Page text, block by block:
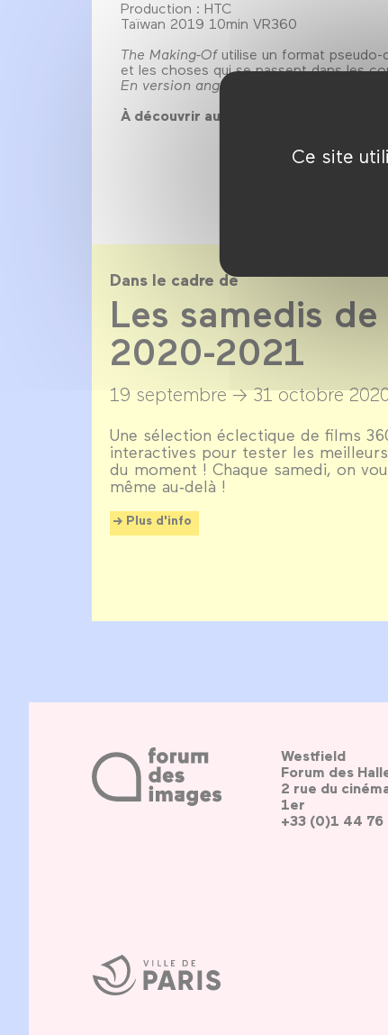
Ce site
Production : HTC
Taïwan 2019 10min VR360
The Making-Ofutilise un format pseudo-
et les choses qui se passent dans les
En version anglaise non sous titrée.
À découvrir aussi : les bonus interactifs
Dans le cadre de
Les samedis
2020-2021
19 septembre → 31 octobre
Une sélection éclectique de films
interactives pour tester les
du moment ! Chaque samedi, on
même au‑delà !
Plus d'info
Ville
de
Paris
Westfield
Forum des
2 rue du
1er
+33 (0)1 44 76